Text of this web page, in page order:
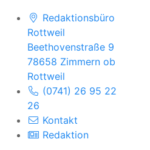
Redaktionsbüro
Rottweil
Beethovenstraße 9
78658 Zimmern ob
Rottweil
(0741) 26 95 22
26
Kontakt
Redaktion